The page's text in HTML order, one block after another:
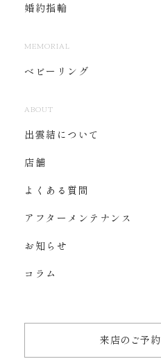
婚約指輪
MEMORIAL
ベビーリング
ABOUT
出雲結について
店舗
よくある質問
アフターメンテナンス
お知らせ
コラム
来店のご予約